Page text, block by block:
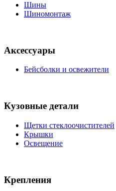
Шины
Шиномонтаж
Аксессуары
Бейсболки и освежители
Кузовные детали
Щетки стеклоочистителей
Крышки
Освещение
Крепления